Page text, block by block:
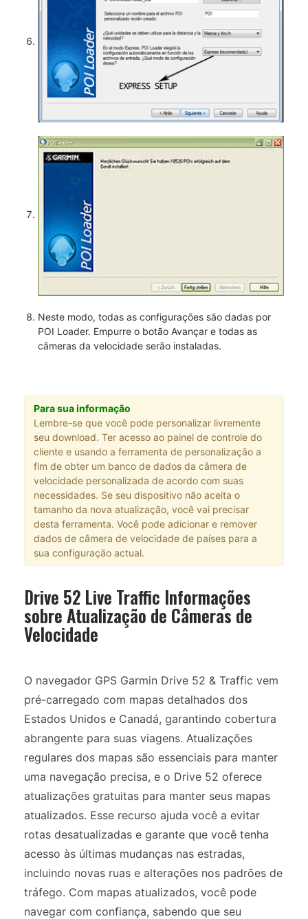
Neste modo, todas as configurações são dadas por
POI Loader. Empurre o botão Avançar e todas as
câmeras da velocidade serão instaladas.
Para sua informação
Lembre-se que você pode personalizar livremente
seu download. Ter acesso ao painel de controle do
cliente e usando a ferramenta de personalização a
fim de obter um banco de dados da câmera de
velocidade personalizada de acordo com suas
necessidades. Se seu dispositivo não aceita o
tamanho da nova atualização, você vai precisar
desta ferramenta. Você pode adicionar e remover
dados de câmera de velocidade de países para a
sua configuração actual.
Drive 52 Live Traffic Informações
sobre Atualização de Câmeras de
Velocidade
O navegador GPS Garmin Drive 52 & Traffic vem
pré-carregado com mapas detalhados dos
Estados Unidos e Canadá, garantindo cobertura
abrangente para suas viagens. Atualizações
regulares dos mapas são essenciais para manter
uma navegação precisa, e o Drive 52 oferece
atualizações gratuitas para manter seus mapas
atualizados. Esse recurso ajuda você a evitar
rotas desatualizadas e garante que você tenha
acesso às últimas mudanças nas estradas,
incluindo novas ruas e alterações nos padrões de
tráfego. Com mapas atualizados, você pode
navegar com confiança, sabendo que seu